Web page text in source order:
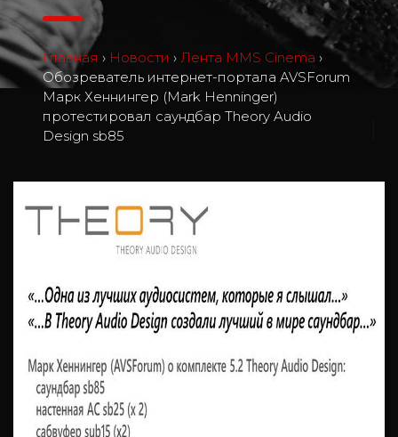
Главная › Новости › Лента MMS Cinema ›
Обозреватель интернет-портала AVSForum
Марк Хеннингер (Mark Henninger)
протестировал саундбар Theory Audio
Design sb85